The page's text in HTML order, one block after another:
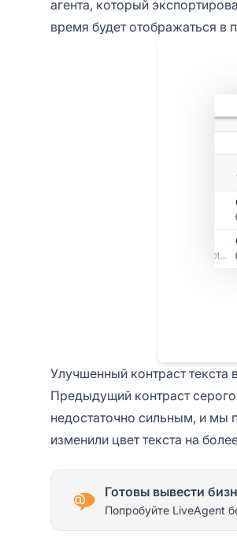
агента, который
время будет отображаться в
Улучшенный контраст текста
Предыдущий контраст
недостаточно сильным, и мы
изменили цвет текста на
Готовы вывести
Попробуйте LiveAgent